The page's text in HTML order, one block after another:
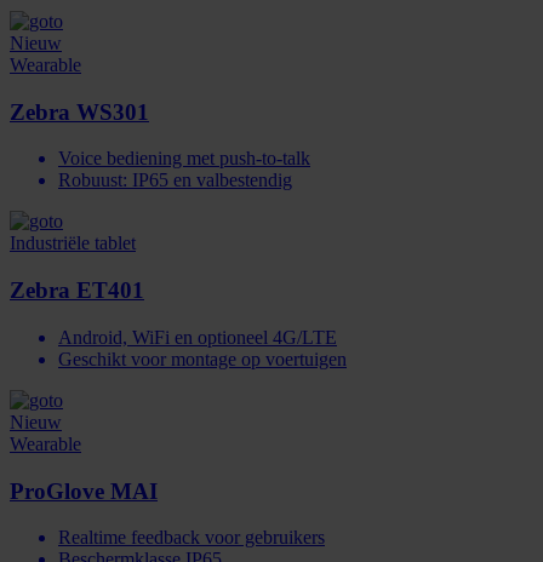
Nieuw
Wearable
Zebra WS301
Voice bediening met push-to-talk
Robuust: IP65 en valbestendig
Industriële tablet
Zebra ET401
Android, WiFi en optioneel 4G/LTE
Geschikt voor montage op voertuigen
Nieuw
Wearable
ProGlove MAI
Realtime feedback voor gebruikers